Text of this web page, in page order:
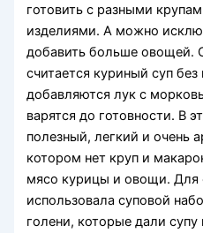
готовить с разными
изделиями. А можно
добавить больше овощей.
считается куриный суп
добавляются лук с
варятся до готовности. В
полезный, легкий и очень
котором нет круп и
мясо курицы и овощи. Для
использовала суповой
голени, которые дали